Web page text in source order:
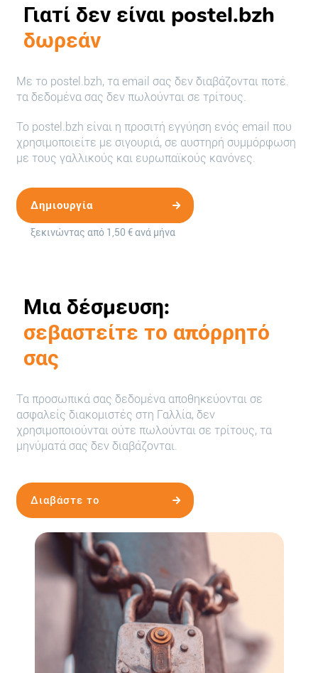
Γιατί δεν είναι postel.bzh
δωρεάν
Με το postel.bzh, τα email σας δεν διαβάζονται ποτέ.
τα δεδομένα σας δεν πωλούνται σε τρίτους.
Το postel.bzh είναι η προσιτή εγγύηση ενός email που
χρησιμοποιείτε με σιγουριά, σε αυστηρή συμμόρφωση
με τους γαλλικούς και ευρωπαϊκούς κανόνες.
Δημιουργία
λογαριασμού
ξεκινώντας από 1,50 € ανά μήνα
Μια δέσμευση:
σεβαστείτε το απόρρητό
σας
Τα προσωπικά σας δεδομένα αποθηκεύονται σε
ασφαλείς διακομιστές στη Γαλλία, δεν
χρησιμοποιούνται ούτε πωλούνται σε τρίτους, τα
μηνύματά σας δεν διαβάζονται.
Διαβάστε το
καταστατικό μας